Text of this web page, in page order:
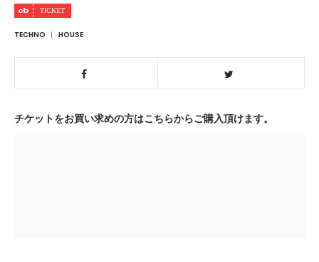
TECHNO HOUSE
チケットをお買い求めの方はこちらからご購入頂けます。